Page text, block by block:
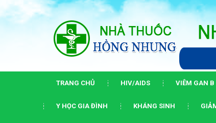
TRANG CHỦ HIV/AIDS VIÊM GAN B
Y HỌC GIA ĐÌNH KHÁNG SINH